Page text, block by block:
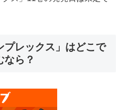
プレックス」はどこで
なら？